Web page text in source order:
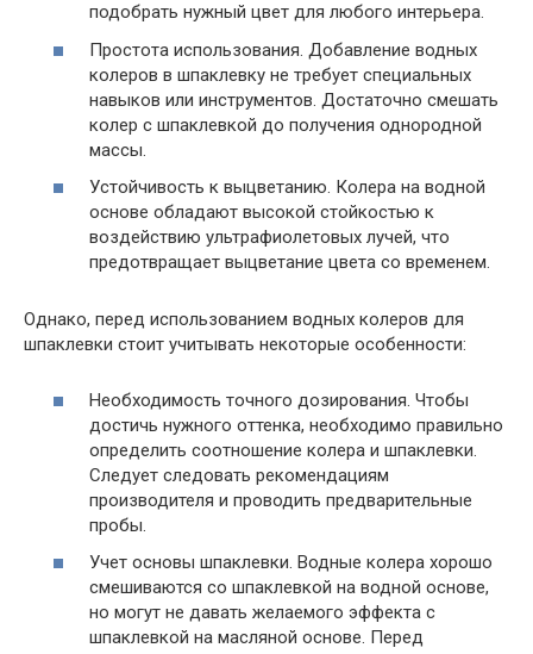
подобрать нужный цвет для любого интерьера.
Простота использования. Добавление водных
колеров в шпаклевку не требует специальных
навыков или инструментов. Достаточно смешать
колер с шпаклевкой до получения однородной
массы.
Устойчивость к выцветанию. Колера на водной
основе обладают высокой стойкостью к
воздействию ультрафиолетовых лучей, что
предотвращает выцветание цвета со временем.
Однако, перед использованием водных колеров для
шпаклевки стоит учитывать некоторые особенности:
Необходимость точного дозирования. Чтобы
достичь нужного оттенка, необходимо правильно
определить соотношение колера и шпаклевки.
Следует следовать рекомендациям
производителя и проводить предварительные
пробы.
Учет основы шпаклевки. Водные колера хорошо
смешиваются со шпаклевкой на водной основе,
но могут не давать желаемого эффекта с
шпаклевкой на масляной основе. Перед